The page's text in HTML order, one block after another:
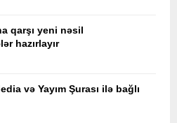
qarşı yeni nəsil
hazırlayır
və Yayım Şurası ilə bağlı